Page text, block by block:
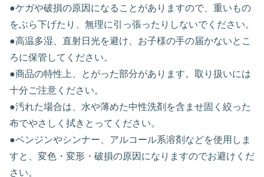
●ケガや破損の原因になることがありますので、重いもの
をぶら下げたり、無理に引っ張ったりしないでください。
●高温多湿、直射日光を避け、お子様の手の届かないとこ
ろに保管してください。
●商品の特性上、とがった部分があります。取り扱いには
十分ご注意ください。
●汚れた場合は、水や薄めた中性洗剤を含ませ固く絞った
布でやさしく拭きとってください。
●ベンジンやシンナー、アルコール系溶剤などを使用しま
すと、変色・変形・破損の原因になりますのでお避けくだ
さい。